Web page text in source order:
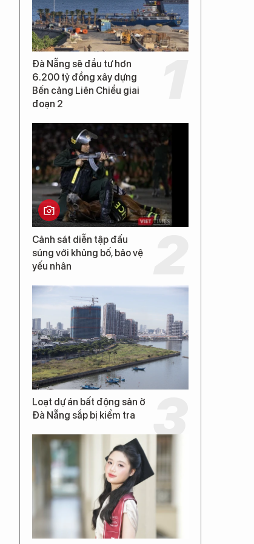
Đà Nẵng sẽ đầu tư hơn
6.200 tỷ đồng xây dựng
Bến cảng Liên Chiểu giai
đoạn 2
Cảnh sát diễn tập đấu
súng với khủng bố, bảo vệ
yếu nhân
Loạt dự án bất động sản ở
Đà Nẵng sắp bị kiểm tra